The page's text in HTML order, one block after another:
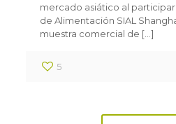
mercado asiático al
de Alimentación SIAL
muestra comercial de […]
5